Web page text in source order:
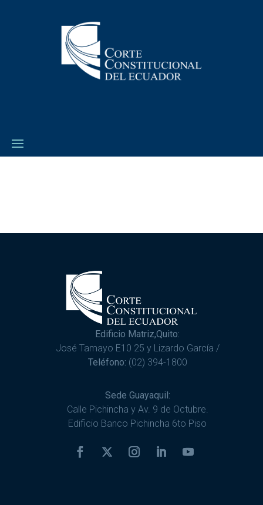
Edificio Matriz,Quito:
José Tamayo E10 25 y Lizardo García /
Teléfono: (02) 394-1800
Sede Guayaquil:
Calle Pichincha y Av. 9 de Octubre.
Edificio Banco Pichincha 6to Piso